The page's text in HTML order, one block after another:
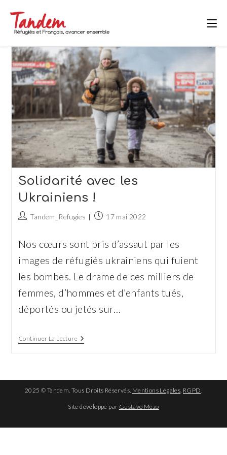
content
Solidarité avec les
Ukrainiens !
Auteur/autrice
publication :
Tandem_Refugies
Publication
17 mai 2022
Nos cœurs sont pris d’assaut par les
images de réfugiés ukrainiens qui fuient
les bombes. Le drame de ces milliers de
femmes, d’hommes et d’enfants tués,
déportés ou jetés sur…
Continuer La LectureSolidarité
Avec
2025 © Tandem. Tous Droits Réservés. Mentions Légales. RGPD.
Site développé par Gustavo Mezo